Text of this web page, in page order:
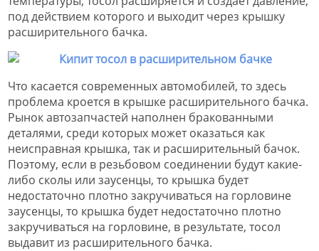
под действием которого и выходит через крышку
расширительного бачка.
Что касается современных автомобилей, то здесь
проблема кроется в крышке расширительного бачка.
Рынок автозапчастей наполнен бракованными
деталями, среди которых может оказаться как
неисправная крышка, так и расширительный бачок.
Поэтому, если в резьбовом соединении будут какие-
либо сколы или заусенцы, то крышка будет
недостаточно плотно закручиваться на горловине
заусенцы, то крышка будет недостаточно плотно
закручиваться на горловине, в результате, тосол
выдавит из расширительного бачка.